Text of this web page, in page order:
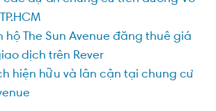
hộ The Sun Avenue đăng thuê giá
dịch trên Rever
hiện hữu và lân cận tại chung cư